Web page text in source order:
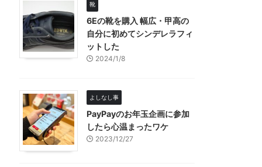
靴
6Eの靴を購入 幅広・甲高の
自分に初めてシンデレラフィ
ットした
2024/1/8
よしなし事
PayPayのお年玉企画に参加
したら心温まったワケ
2023/12/27